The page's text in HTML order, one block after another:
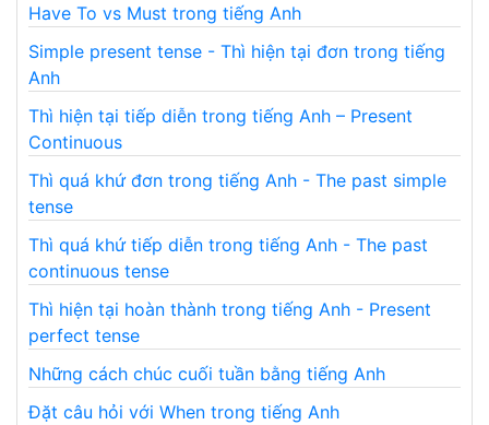
Have To vs Must trong tiếng Anh
Simple present tense - Thì hiện tại đơn trong tiếng
Anh
Thì hiện tại tiếp diễn trong tiếng Anh – Present
Continuous
Thì quá khứ đơn trong tiếng Anh - The past simple
tense
Thì quá khứ tiếp diễn trong tiếng Anh - The past
continuous tense
Thì hiện tại hoàn thành trong tiếng Anh - Present
perfect tense
Những cách chúc cuối tuần bằng tiếng Anh
Đặt câu hỏi với When trong tiếng Anh